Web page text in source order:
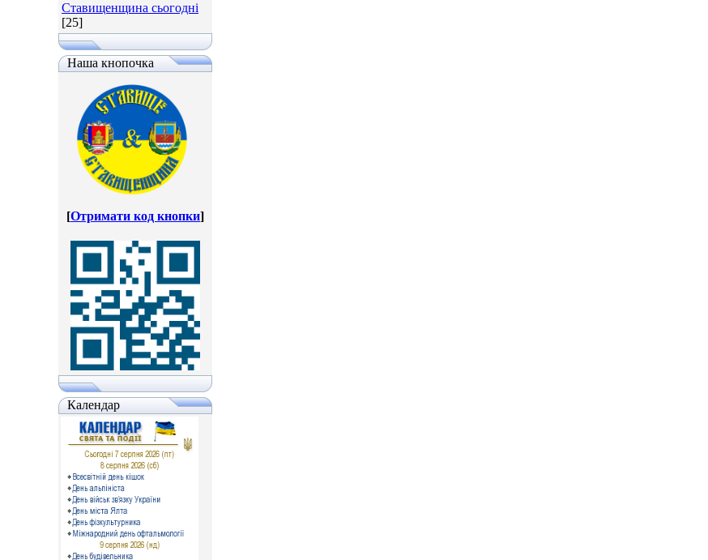
Ставищенщина сьогодні
[25]
Наша кнопочка
[Отримати код кнопки]
Календар